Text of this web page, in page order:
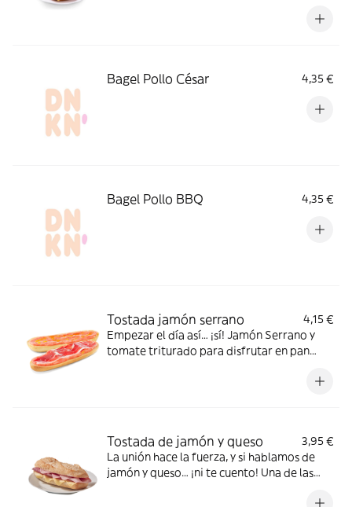
Bagel Pollo César 4,35 €
Bagel Pollo BBQ 4,35 €
Tostada jamón serrano
4,15 €
Empezar el día así… ¡sí! Jamón Serrano y
tomate triturado para disfrutar en pan
Tostada de jamón y queso
3,95 €
La unión hace la fuerza, y si hablamos de
jamón y queso… ¡ni te cuento! Una de las